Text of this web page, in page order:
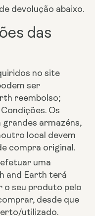
devolução abaixo.
das
no site
ser
reembolso;
Os
armazéns,
local devem
compra original.
uma
and Earth terá
seu produto pelo
desde que
utilizado.